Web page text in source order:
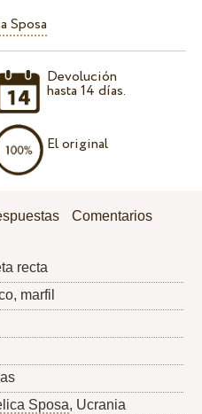
Sposa
Devolución
hasta 14 días.
El original
Comentarios
recta
marfil
Sposa, Ucrania